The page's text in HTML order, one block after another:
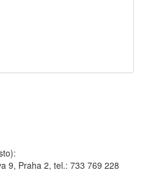
9, Praha 2, tel.: 733 769 228